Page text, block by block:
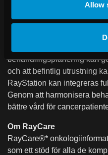
Allow
strålbehandling med
heliumjoner och koljoner.
behandlingsplanering kan
och att befintlig utrustning
RayStation kan integreras
Genom att harmonisera
bättre vård för
Om RayCare
RayCare®*
som ett stöd för alla de